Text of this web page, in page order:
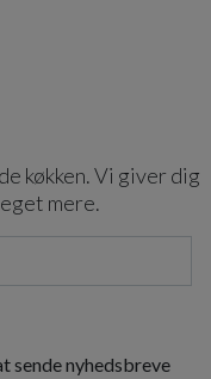
køkken. Vi giver dig
mere.
sende nyhedsbreve